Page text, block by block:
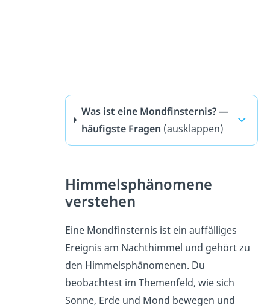
Was ist eine Mondfinsternis? —
häufigste Fragen (ausklappen)
Himmelsphänomene
verstehen
Eine Mondfinsternis ist ein auffälliges
Ereignis am Nachthimmel und gehört zu
den Himmelsphänomenen. Du
beobachtest im Themenfeld, wie sich
Sonne, Erde und Mond bewegen und